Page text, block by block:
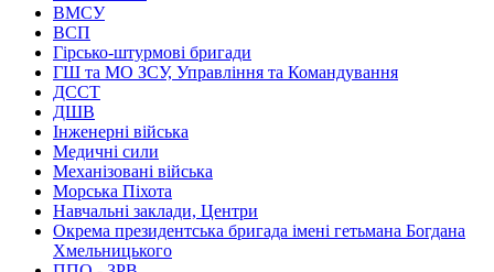
ВМСУ
ВСП
Гірсько-штурмові бригади
ГШ та МО ЗСУ, Управління та Командування
ДССТ
ДШВ
Інженерні війська
Медичні сили
Механізовані війська
Морська Піхота
Навчальні заклади, Центри
Окрема президентська бригада імені гетьмана Богдана
Хмельницького